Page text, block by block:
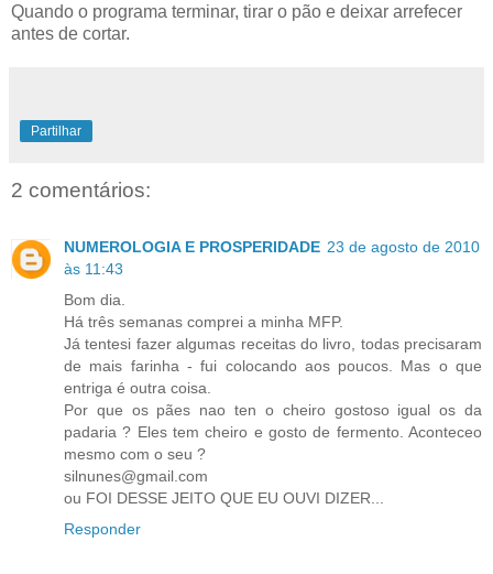
Quando o programa terminar, tirar o pão e deixar arrefecer
antes de cortar.
Partilhar
2 comentários:
NUMEROLOGIA E PROSPERIDADE 23 de agosto de 2010
às 11:43
Bom dia.
Há três semanas comprei a minha MFP.
Já tentesi fazer algumas receitas do livro, todas precisaram
de mais farinha - fui colocando aos poucos. Mas o que
entriga é outra coisa.
Por que os pães nao ten o cheiro gostoso igual os da
padaria ? Eles tem cheiro e gosto de fermento. Aconteceo
mesmo com o seu ?
silnunes@gmail.com
ou FOI DESSE JEITO QUE EU OUVI DIZER...
Responder